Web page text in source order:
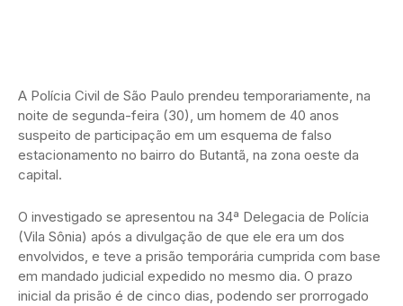
A Polícia Civil de São Paulo prendeu temporariamente, na
noite de segunda-feira (30), um homem de 40 anos
suspeito de participação em um esquema de falso
estacionamento no bairro do Butantã, na zona oeste da
capital.
O investigado se apresentou na 34ª Delegacia de Polícia
(Vila Sônia) após a divulgação de que ele era um dos
envolvidos, e teve a prisão temporária cumprida com base
em mandado judicial expedido no mesmo dia. O prazo
inicial da prisão é de cinco dias, podendo ser prorrogado